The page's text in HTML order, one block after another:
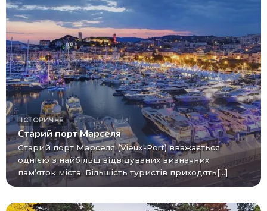
ІСТОРИЧНЕ
Старий порт Марселя
Старий порт Марселя (Vieux-Port) вважається
однією з найбільш відвідуваних визначних
пам’яток міста. Більшість туристів приходять[...]